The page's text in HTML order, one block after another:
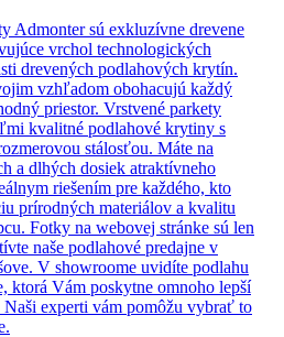
Admonter sú exkluzívne drevene
vrchol technologických
drevených podlahových krytín.
vzhľadom obohacujú každý
priestor. Vrstvené parkety
kvalitné podlahové krytiny s
stálosťou. Máte na
a dlhých dosiek atraktívneho
riešením pre každého, kto
prírodných materiálov a kvalitu
Fotky na webovej stránke sú len
naše podlahové predajne v
V showroome uvidíte podlahu
ktorá Vám poskytne omnoho lepší
Naši experti vám pomôžu vybrať to